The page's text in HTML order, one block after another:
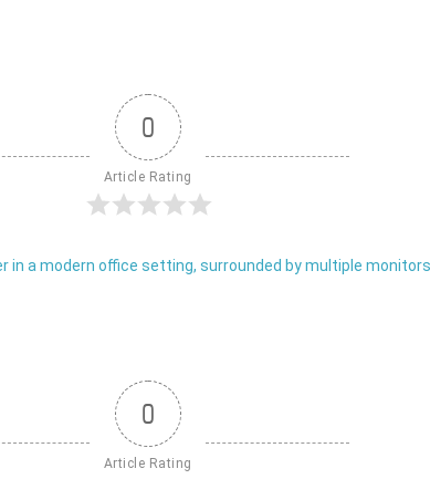
0
Article Rating
0
Article Rating